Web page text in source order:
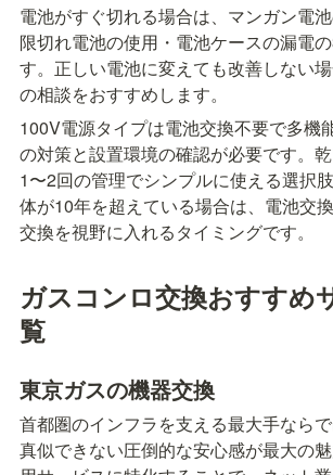
電池がすぐ切れる場合は、マンガン電
限切れ電池の使用・電池ケースの漏電
す。正しい電池に変えても改善しない
の相談をおすすめします。
100V電源タイプは電池交換不要で多機
の対策と設置環境の確認が必要です。
1〜2回の管理でシンプルに使える選択
体が10年を超えている場合は、電池交
交換を視野に入れるタイミングです。
ガスコンロ交換おすすめ
覧
東京ガスの機器交換
首都圏のインフラを支える最大手なら
真似できない圧倒的な安心感が最大の